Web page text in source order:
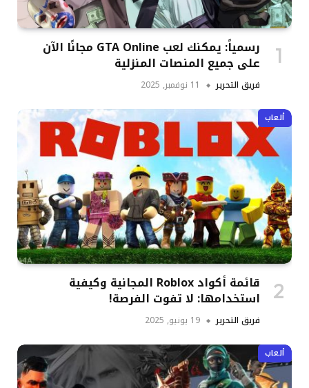
رسمياً: يمكنك لعب GTA Online مجانًا الآن
على جميع المنصات المنزلية
فريق التحرير 11 نوفمبر, 2025
ألعاب
قائمة أكواد Roblox المجانية وكيفية
استخدامها: لا تفوت الفرصة!
فريق التحرير 19 يونيو, 2025
ألعاب